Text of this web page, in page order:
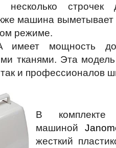
несколько
машина
режиме.
имеет мощность
тканями. Эта модель
и профессионалов
В
машиной
жесткий